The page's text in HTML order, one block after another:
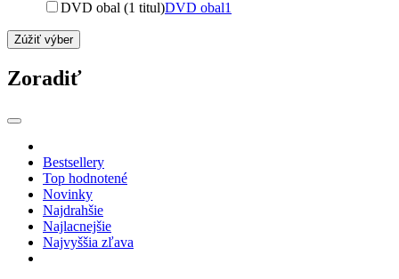
DVD obal (1 titul)DVD obal1
Zúžiť výber
Zoradiť
Bestsellery
Top hodnotené
Novinky
Najdrahšie
Najlacnejšie
Najvyššia zľava